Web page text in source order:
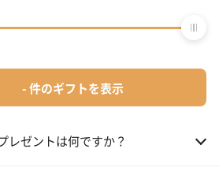
テゴリーは何ですか？
レゼントは何ですか？